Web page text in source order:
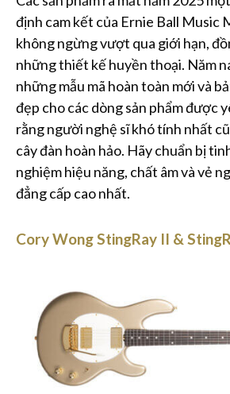
định cam kết của Ernie Ball Music
không ngừng vượt qua giới hạn,
những thiết kế huyền thoại. Năm
những mẫu mã hoàn toàn mới và
đẹp cho các dòng sản phẩm được
rằng người nghệ sĩ khó tính nhất
cây đàn hoàn hảo. Hãy chuẩn bị
nghiệm hiệu năng, chất âm và vẻ
đẳng cấp cao nhất.
Cory Wong StingRay II &